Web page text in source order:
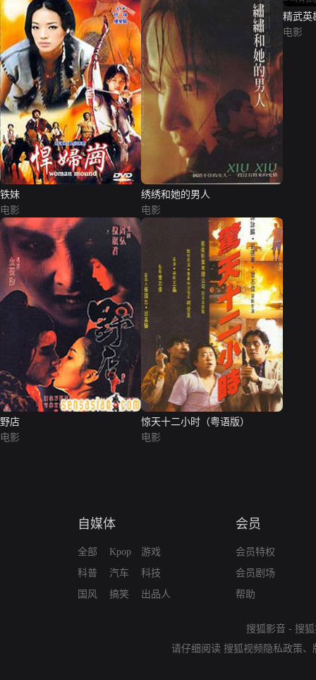
铁妹
电影
绣绣和她的男人
电影
精武英
电影
野店
电影
惊天十二小时（粤语版）
电影
自媒体
全部
科普
国风
Kpop
汽车
搞笑
游戏
科技
出品人
会员
会员特权
会员剧场
帮助
搜狐影音 - 搜
请仔细阅读 搜狐视频隐私政策、